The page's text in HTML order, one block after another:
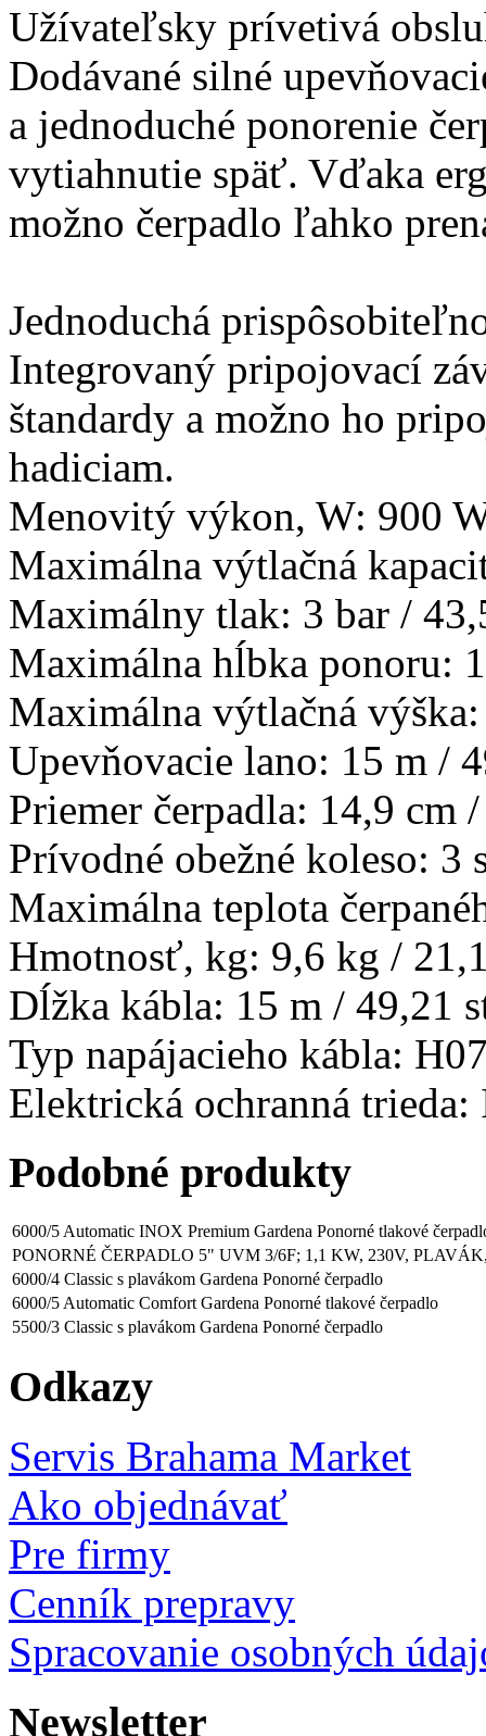
Užívateľsky prívetivá
Dodávané silné
a jednoduché ponorenie
vytiahnutie späť. Vďaka
možno čerpadlo ľahko
Jednoduchá
Integrovaný pripojovací
štandardy a možno ho
hadiciam.
Menovitý výkon, W: 900
Maximálna výtlačná
Maximálny tlak: 3 bar /
Maximálna hĺbka ponoru:
Maximálna výtlačná
Upevňovacie lano: 15 m /
Priemer čerpadla: 14,9 cm
Prívodné obežné koleso: 3
Maximálna teplota
Hmotnosť, kg: 9,6 kg /
Dĺžka kábla: 15 m / 49,21
Typ napájacieho kábla:
Elektrická ochranná trieda:
Podobné produkty
6000/5 Automatic INOX Premium Gardena Ponorné tlakové
PONORNÉ ČERPADLO 5" UVM 3/6F; 1,1 KW, 230V,
6000/4 Classic s plavákom Gardena Ponorné čerpadlo
6000/5 Automatic Comfort Gardena Ponorné tlakové čerpadlo
5500/3 Classic s plavákom Gardena Ponorné čerpadlo
Odkazy
Servis Brahama Market
Ako objednávať
Pre firmy
Cenník prepravy
Spracovanie osobných
Newsletter